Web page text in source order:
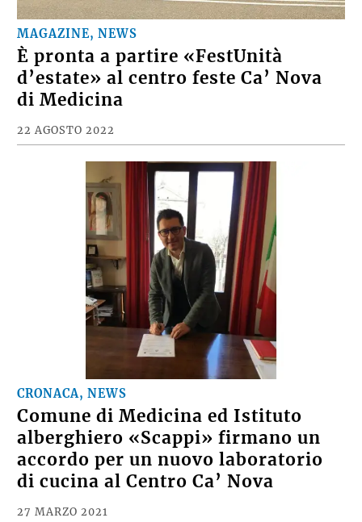
MAGAZINE, NEWS
È pronta a partire «FestUnità
d’estate» al centro feste Ca’ Nova
di Medicina
22 AGOSTO 2022
CRONACA, NEWS
Comune di Medicina ed Istituto
alberghiero «Scappi» firmano un
accordo per un nuovo laboratorio
di cucina al Centro Ca’ Nova
27 MARZO 2021